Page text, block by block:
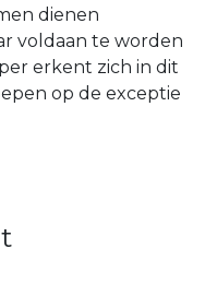
dienen
voldaan te worden
erkent zich in dit
op de exceptie